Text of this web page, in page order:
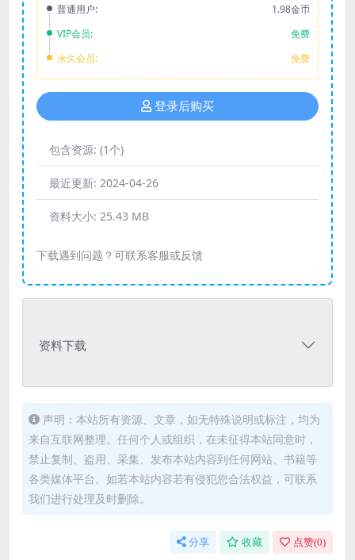
普通用户:
1.98金币
VIP会员:
免费
永久会员:
免费
登录后购买
包含资源: (1个)
最近更新: 2024-04-26
资料大小: 25.43 MB
下载遇到问题？可联系客服或反馈
资料下载
声明：本站所有资源、文章，如无特殊说明或标注，均为
来自互联网整理。任何个人或组织，在未征得本站同意时，
禁止复制、盗用、采集、发布本站内容到任何网站、书籍等
各类媒体平台。如若本站内容若有侵犯您合法权益，可联系
我们进行处理及时删除。
分享 收藏 点赞(0)